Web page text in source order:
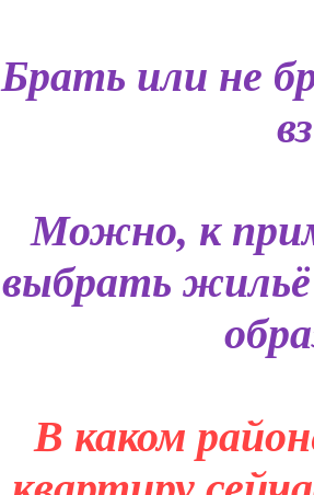
Брать или не
Можно, к
выбрать
В каком